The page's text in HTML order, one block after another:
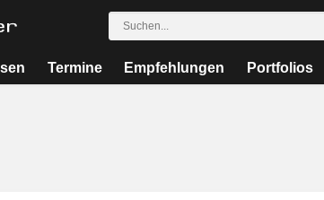
Termine Empfehlungen Portfolios